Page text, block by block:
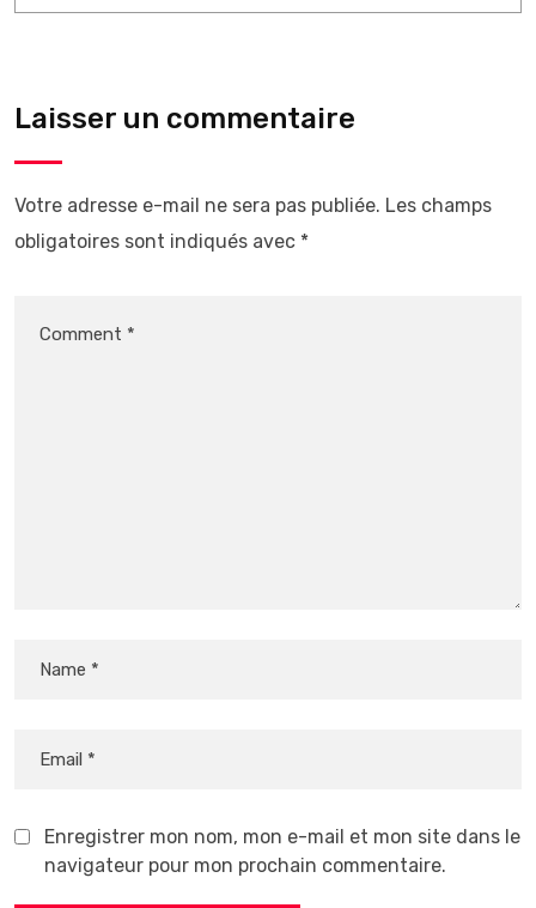
Laisser un commentaire
Votre adresse e-mail ne sera pas publiée. Les champs
obligatoires sont indiqués avec *
Enregistrer mon nom, mon e-mail et mon site dans le
navigateur pour mon prochain commentaire.